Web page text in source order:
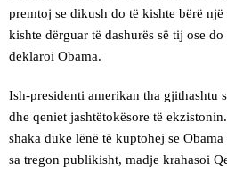
premtoj se dikush do të kishte bërë
kishte dërguar të dashurës së tij ose
deklaroi Obama.
Ish-presidenti amerikan tha gjithashtu
dhe qeniet jashtëtokësore të
shaka duke lënë të kuptohej se
sa tregon publikisht, madje krahasoi